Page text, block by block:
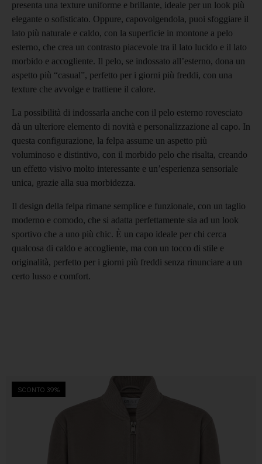
presenta una texture uniforme e brillante, ideale per un look più
elegante o sofisticato. Oppure, capovolgendola, puoi sfoggiare il
lato più naturale e caldo, con la superficie in montone a pelo
esterno, che crea un contrasto piacevole tra il lato lucido e il lato
morbido e accogliente. Il pelo, se indossato all’esterno, dona un
aspetto più “casual”, perfetto per i giorni più freddi, con una
texture che avvolge e trattiene il calore.
La possibilità di indossarla anche con il pelo esterno rovesciato
dà un ulteriore elemento di novità e personalizzazione al capo. In
questa configurazione, la felpa assume un aspetto più
voluminoso e distintivo, con il morbido pelo che risalta, creando
un effetto visivo molto interessante e un’esperienza sensoriale
unica, grazie alla sua morbidezza.
Il design della felpa rimane semplice e funzionale, con un taglio
moderno e comodo, che si adatta perfettamente sia ad un look
sportivo che a uno più chic. È un capo ideale per chi cerca
qualcosa di caldo e accogliente, ma con un tocco di stile e
originalità, perfetto per i giorni più freddi senza rinunciare a un
certo lusso e comfort.
SCONTO 39%